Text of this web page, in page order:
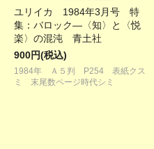
ユリイカ 1984年3月号 特
集：バロック―〈知〉と〈悦
楽〉の混沌 青土社
900円(税込)
1984年 Ａ５判 P254 表紙クス
ミ 末尾数ページ時代シミ